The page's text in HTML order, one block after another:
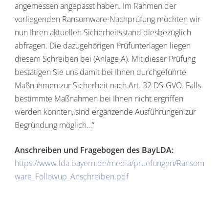
angemessen angepasst haben. Im Rahmen der
vorliegenden Ransomware-Nachprüfung möchten wir
nun Ihren aktuellen Sicherheitsstand diesbezüglich
abfragen. Die dazugehörigen Prüfunterlagen liegen
diesem Schreiben bei (Anlage A). Mit dieser Prüfung
bestätigen Sie uns damit bei Ihnen durchgeführte
Maßnahmen zur Sicherheit nach Art. 32 DS-GVO. Falls
bestimmte Maßnahmen bei Ihnen nicht ergriffen
werden konnten, sind ergänzende Ausführungen zur
Begründung möglich…“
Anschreiben und Fragebogen des BayLDA:
https://www.lda.bayern.de/media/pruefungen/Ransom
ware_Followup_Anschreiben.pdf